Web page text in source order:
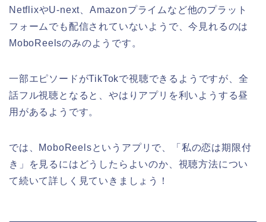
NetflixやU-next、Amazonプライムなど他のプラット
フォームでも配信されていないようで、今見れるのは
MoboReelsのみのようです。
一部エピソードがTikTokで視聴できるようですが、全
話フル視聴となると、やはりアプリを利いようする昼
用があるようです。
では、MoboReelsというアプリで、
「私の恋は期限付
き」
を見るにはどうしたらよいのか、視聴方法につい
て続いて詳しく見ていきましょう！